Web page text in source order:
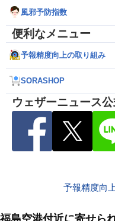
風邪予防指数
便利なメニュー
予報精度向上の取り組み
SORASHOP
ウェザーニュース
予報精度向
福島空港付近に寄せら